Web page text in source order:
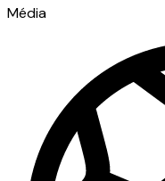
Média